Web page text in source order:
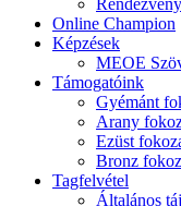
Online Champion
Képzések
MEOE
Támogatóink
Gyémánt
Arany
Ezüst
Bronz
Tagfelvétel
Általános